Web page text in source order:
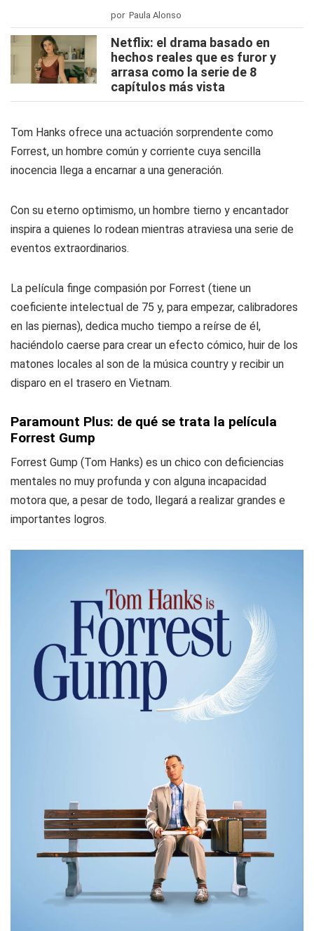
por Paula Alonso
Netflix: el drama basado en
hechos reales que es furor y
arrasa como la serie de 8
capítulos más vista
Tom Hanks ofrece una actuación sorprendente como
Forrest, un hombre común y corriente cuya sencilla
inocencia llega a encarnar a una generación.
Con su eterno optimismo, un hombre tierno y encantador
inspira a quienes lo rodean mientras atraviesa una serie de
eventos extraordinarios.
La película finge compasión por Forrest (tiene un
coeficiente intelectual de 75 y, para empezar, calibradores
en las piernas), dedica mucho tiempo a reírse de él,
haciéndolo caerse para crear un efecto cómico, huir de los
matones locales al son de la música country y recibir un
disparo en el trasero en Vietnam.
Paramount Plus: de qué se trata la película
Forrest Gump
Forrest Gump (Tom Hanks) es un chico con deficiencias
mentales no muy profunda y con alguna incapacidad
motora que, a pesar de todo, llegará a realizar grandes e
importantes logros.